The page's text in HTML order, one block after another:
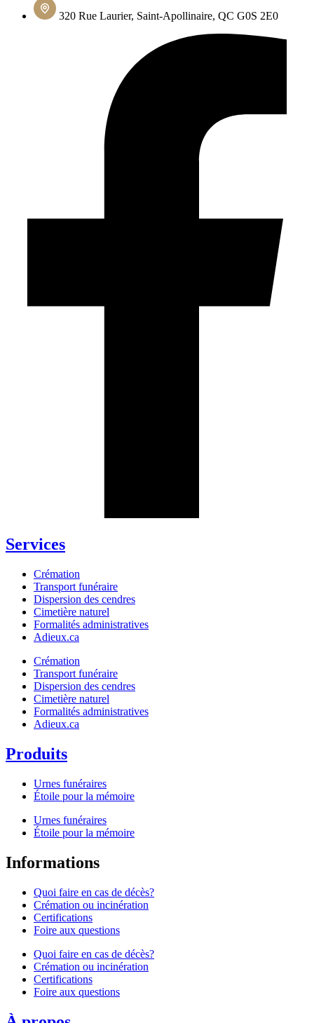
320 Rue Laurier, Saint-Apollinaire, QC G0S 2E0
Services
Crémation
Transport funéraire
Dispersion des cendres
Cimetière naturel
Formalités administratives
Adieux.ca
Crémation
Transport funéraire
Dispersion des cendres
Cimetière naturel
Formalités administratives
Adieux.ca
Produits
Urnes funéraires
Étoile pour la mémoire
Urnes funéraires
Étoile pour la mémoire
Informations
Quoi faire en cas de décès?
Crémation ou incinération
Certifications
Foire aux questions
Quoi faire en cas de décès?
Crémation ou incinération
Certifications
Foire aux questions